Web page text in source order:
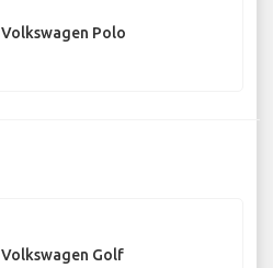
Volkswagen Polo
Volkswagen Golf